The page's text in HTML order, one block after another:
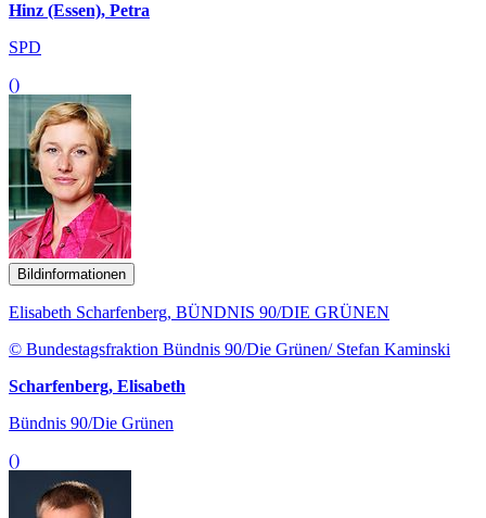
Hinz (Essen), Petra
SPD
()
Bildinformationen
Elisabeth Scharfenberg, BÜNDNIS 90/DIE GRÜNEN
© Bundestagsfraktion Bündnis 90/Die Grünen/ Stefan Kaminski
Scharfenberg, Elisabeth
Bündnis 90/Die Grünen
()